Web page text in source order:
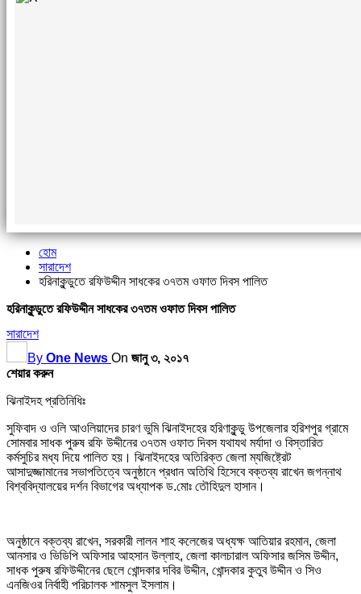
হোম
সারাদেশ
হরিনাকুন্ডুতে রফিউদ্দীন সাধকের ৩৭তম ওফাত দিবস পালিত
হরিনাকুন্ডুতে রফিউদ্দীন সাধকের ৩৭তম ওফাত দিবস পালিত
সারাদেশ
By One News On জানু ৩, ২০১৭
শেয়ার করুন
ঝিনাইদহ প্রতিনিধিঃ
সুফিবাদ ও ওলি আওলিয়াদের চারণ ভুমি ঝিনাইদহের হরিণাকুন্ডু উপজেলার হরিশপুর গ্রামে
সোমবার সাধক পুরুষ রফি উদ্দীনের ৩৭তম ওফাত দিবস যথাযথ মর্যাদা ও বিস্তারিত
কর্মসুচির মধ্য দিয়ে পালিত হয়। ঝিনাইদহের অতিরিক্ত জেলা ম্যজিষ্ট্রেট
আসাদুজ্জামানের সভাপতিত্বে অনুষ্ঠানে প্রধান অতিথি হিসেবে বক্তব্য রাখেন জগন্নাথ
বিশ্ববিদ্যালয়ের দর্শন বিভাগের অধ্যাপক ড.মোঃ তৌহিদুল হাসান।
অনুষ্ঠানে বক্তব্য রাখেন, সরকারী লালন শাহ কলেজের অধ্যক্ষ আতিয়ার রহমান, জেলা
আনসার ও ভিডিপি অফিসার আহসান উল্লাহ, জেলা কালচারাল অফিসার জসিম উদ্দীন,
সাধক পুরুষ রফিউদ্দীনের ছেলে খোন্দকার দবির উদ্দীন, খোন্দকার কুতুব উদ্দীন ও সিও
এনজিওর নির্বাহী পরিচালক শামসুল ইসলাম।